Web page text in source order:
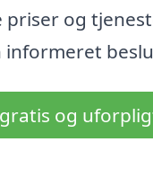
og
og